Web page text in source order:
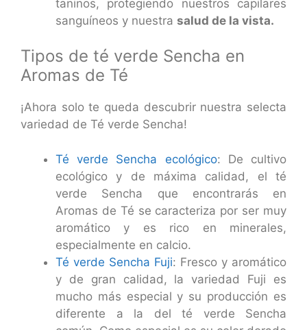
taninos, protegiendo nuestros capilares
sanguíneos y nuestra salud de la vista.
Tipos de té verde Sencha en
Aromas de Té
¡Ahora solo te queda descubrir nuestra selecta
variedad de Té verde Sencha!
Té verde Sencha ecológico: De cultivo
ecológico y de máxima calidad, el té
verde Sencha que encontrarás en
Aromas de Té se caracteriza por ser muy
aromático y es rico en minerales,
especialmente en calcio.
Té verde Sencha Fuji: Fresco y aromático
y de gran calidad, la variedad Fuji es
mucho más especial y su producción es
diferente a la del té verde Sencha